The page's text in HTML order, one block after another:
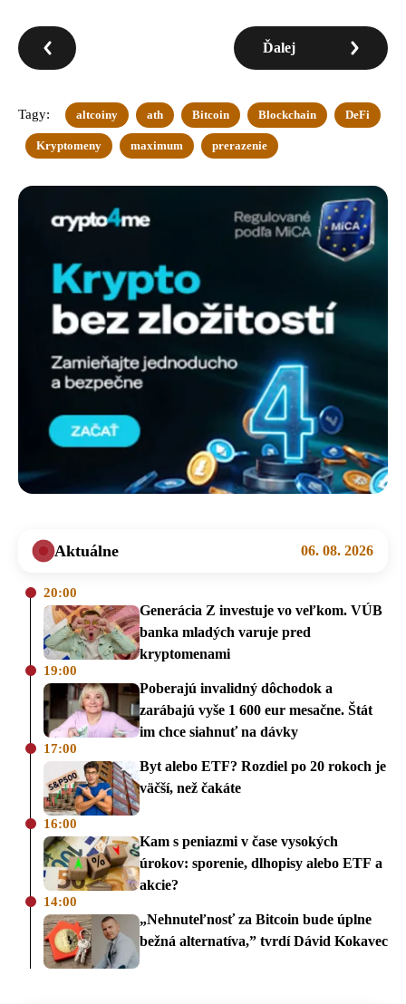
Ďalej
Tagy: altcoiny ath Bitcoin Blockchain DeFi
Kryptomeny maximum prerazenie
Aktuálne 06. 08. 2026
20:00
Generácia Z investuje vo veľkom. VÚB
banka mladých varuje pred
kryptomenami
19:00
Poberajú invalidný dôchodok a
zarábajú vyše 1 600 eur mesačne. Štát
im chce siahnuť na dávky
17:00
Byt alebo ETF? Rozdiel po 20 rokoch je
väčší, než čakáte
16:00
Kam s peniazmi v čase vysokých
úrokov: sporenie, dlhopisy alebo ETF a
akcie?
14:00
„Nehnuteľnosť za Bitcoin bude úplne
bežná alternatíva,” tvrdí Dávid Kokavec